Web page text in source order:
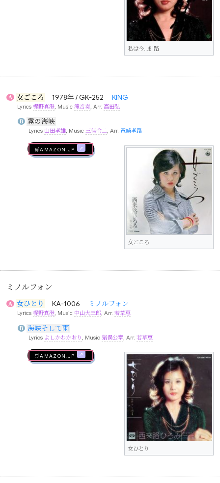
私は今…釧路
A 女ごころ 1978年 / GK-252 KING
Lyrics梶野真澄 , Music滝音奏 , Arr.高田弘
B 霧の海峡
Lyrics 山田孝雄, Music 三佳令二, Arr. 竜崎孝路
女ごころ
🛒AMAZON.jp
ミノルフォン
A 女ひとり KA-1006 ミノルフォン
Lyrics梶野真澄, Music 中山大三郎, Arr.若草恵
B 海峡そして雨
Lyrics よしかわかおり , Music 猪俣公章, Arr. 若草恵
女ひとり
🛒AMAZON.jp